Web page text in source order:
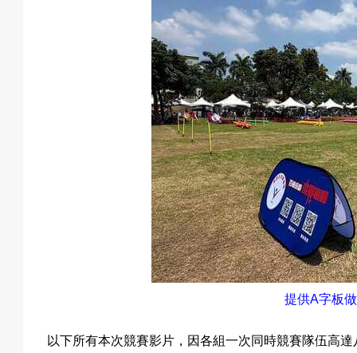
提供A字板
以下所有本次競賽影片，因各組一次同時競賽隊伍高